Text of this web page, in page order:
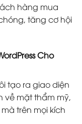
hàng mua
tăng cơ hội
Cho
tạo ra giao diện
về mặt thẩm mỹ,
trên mọi kích